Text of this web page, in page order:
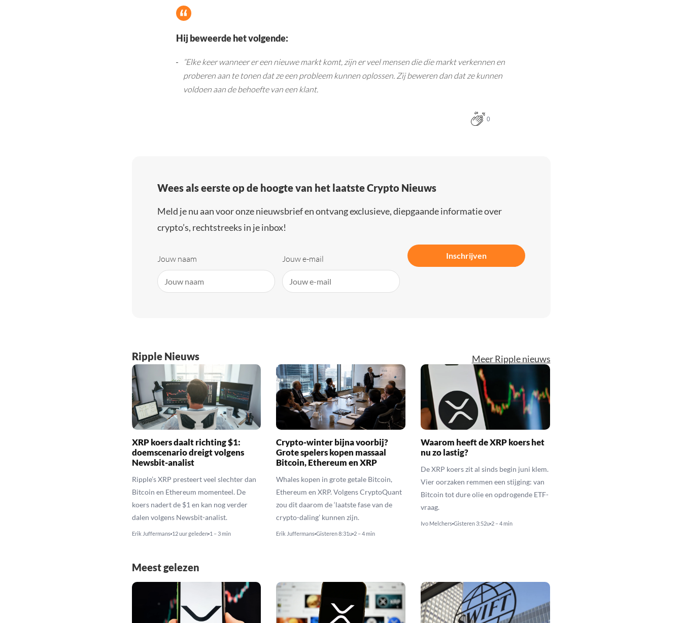
Hij beweerde het volgende:
“Elke keer wanneer er een nieuwe markt komt, zijn er veel mensen die die markt verkennen en
proberen aan te tonen dat ze een probleem kunnen oplossen. Zij beweren dan dat ze kunnen
voldoen aan de behoefte van een klant.
0
Wees als eerste op de hoogte van het laatste Crypto Nieuws
Meld je nu aan voor onze nieuwsbrief en ontvang exclusieve, diepgaande informatie over
crypto’s, rechtstreeks in je inbox!
Jouw naam Jouw e-mail Inschrijven
Ripple Nieuws Meer Ripple nieuws
XRP koers daalt richting $1:
doemscenario dreigt volgens
Newsbit-analist
Ripple’s XRP presteert veel slechter dan
Bitcoin en Ethereum momenteel. De
koers nadert de $1 en kan nog verder
dalen volgens Newsbit-analist.
Erik Juffermans 12 uur geleden 1 – 3 min
Crypto-winter bijna voorbij?
Grote spelers kopen massaal
Bitcoin, Ethereum en XRP
Whales kopen in grote getale Bitcoin,
Ethereum en XRP. Volgens CryptoQuant
zou dit daarom de ‘laatste fase van de
crypto-daling’ kunnen zijn.
Erik Juffermans Gisteren 8:31u 2 – 4 min
Waarom heeft de XRP koers het
nu zo lastig?
De XRP koers zit al sinds begin juni klem.
Vier oorzaken remmen een stijging: van
Bitcoin tot dure olie en opdrogende ETF-
vraag.
Ivo Melchers Gisteren 3:52u 2 – 4 min
Meest gelezen